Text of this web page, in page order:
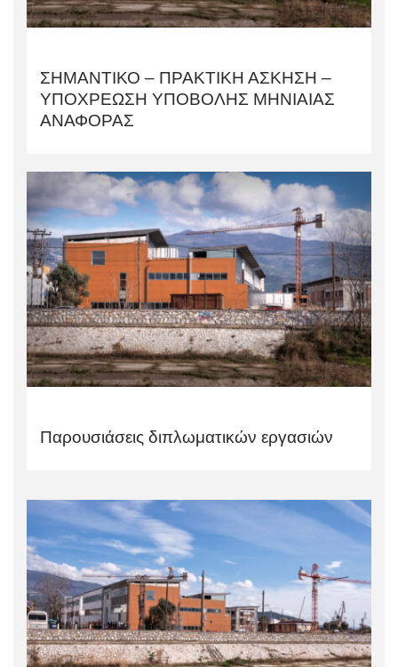
ΣΗΜΑΝΤΙΚΟ – ΠΡΑΚΤΙΚΗ ΑΣΚΗΣΗ –
ΥΠΟΧΡΕΩΣΗ ΥΠΟΒΟΛΗΣ ΜΗΝΙΑΙΑΣ
ΑΝΑΦΟΡΑΣ
Παρουσιάσεις διπλωματικών εργασιών